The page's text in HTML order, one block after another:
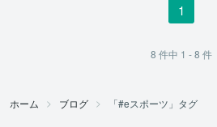
1
8 件中 1 - 8 件
ホーム ブログ 「#eスポーツ」タグ